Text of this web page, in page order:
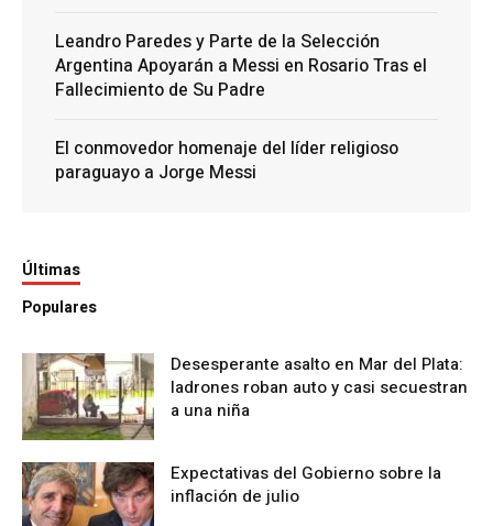
Leandro Paredes y Parte de la Selección
Argentina Apoyarán a Messi en Rosario Tras el
Fallecimiento de Su Padre
El conmovedor homenaje del líder religioso
paraguayo a Jorge Messi
Últimas
Populares
Desesperante asalto en Mar del Plata:
ladrones roban auto y casi secuestran
a una niña
Expectativas del Gobierno sobre la
inflación de julio